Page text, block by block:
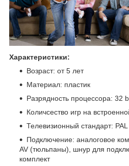
Характеристики:
Возраст: от 5 лет
Материал: пластик
Разрядность процессора: 32
Количсество игр на
Телевизионный стандарт: PAL
Подключение: аналоговое
AV (тюльпаны), шнур для
комплект